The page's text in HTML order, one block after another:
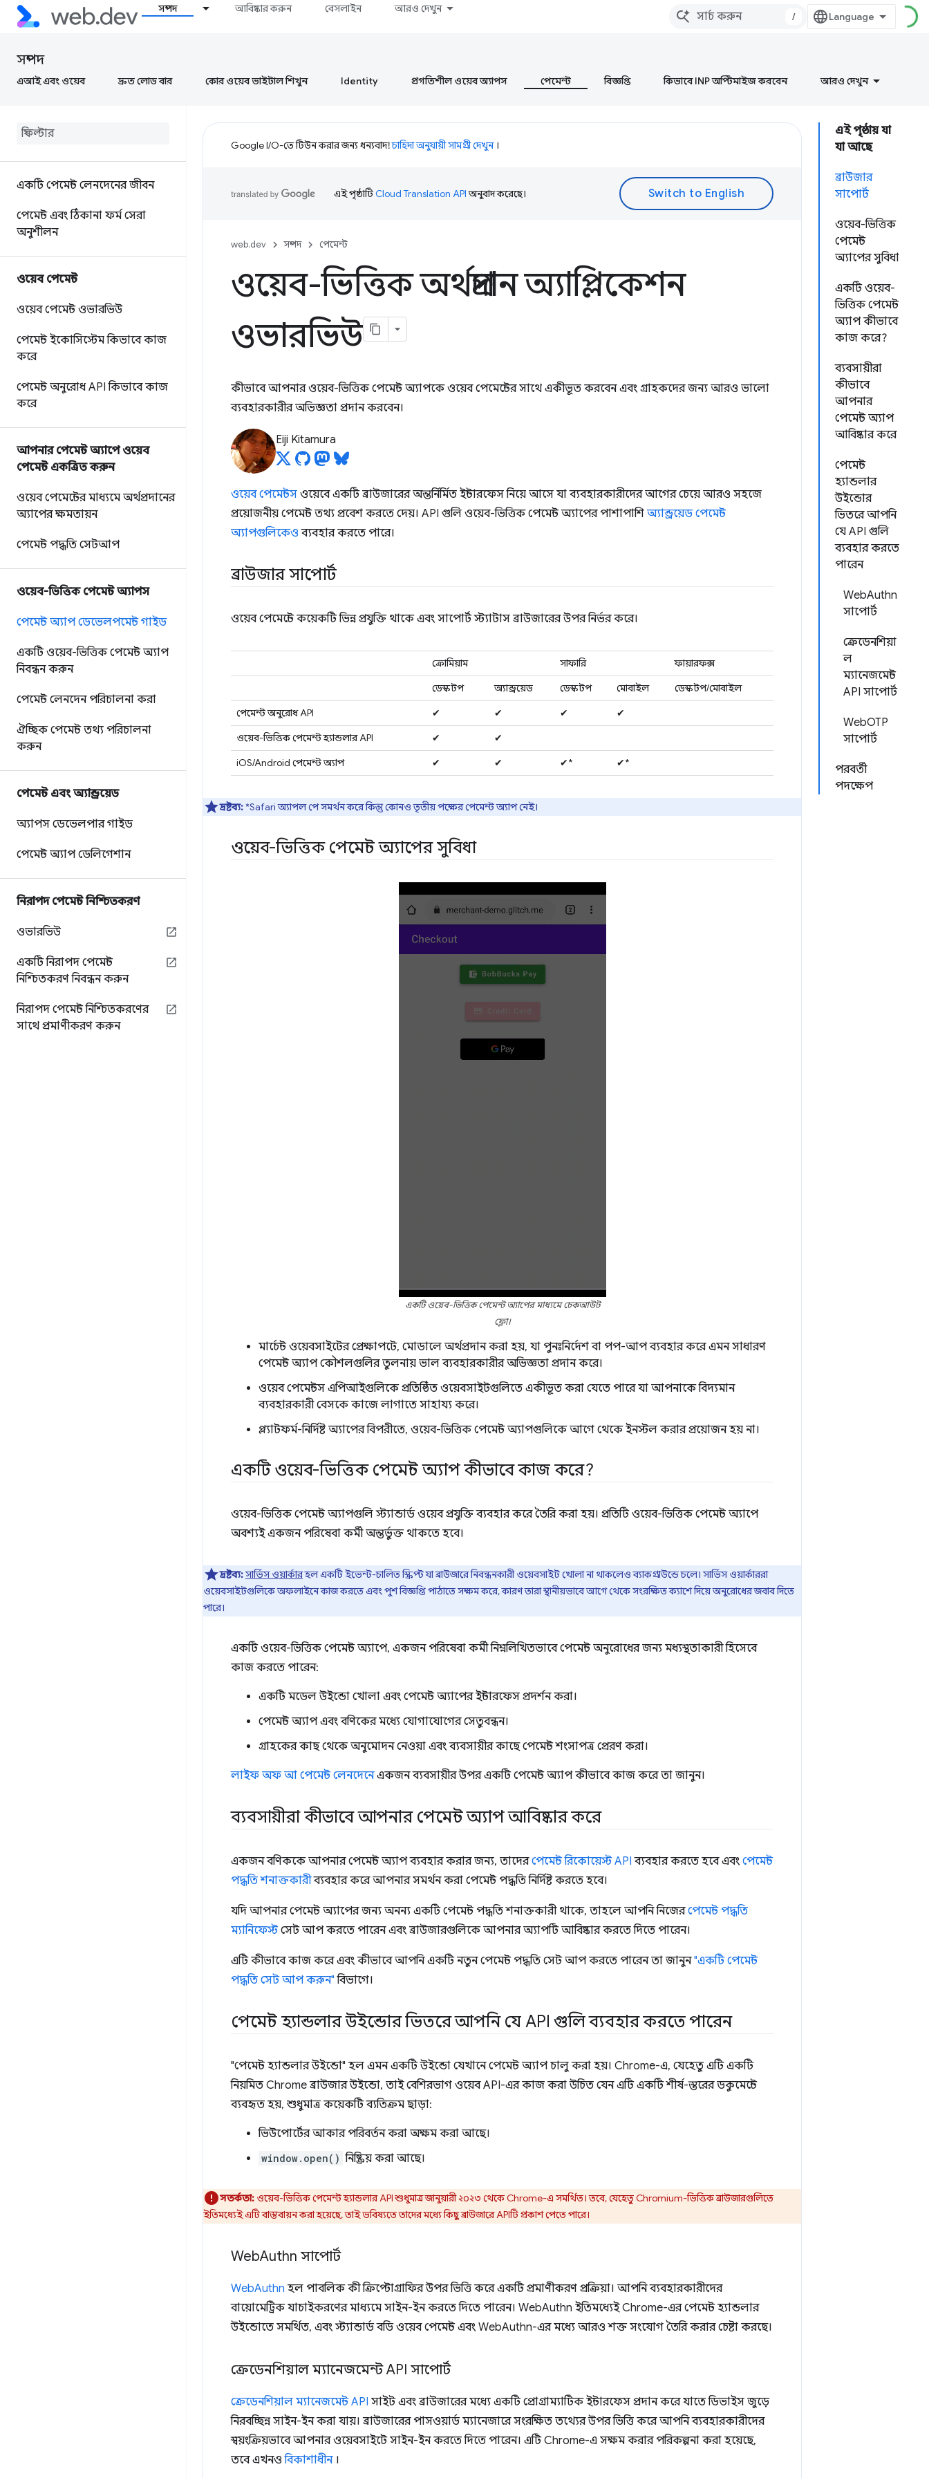
সম্পদ আবিষ্কার করুন বেসলাইন আরও দেখুন
/
সম্পদ
এআই এবং ওয়েব দ্রুত লোড বার কোর ওয়েব ভাইটাল শিখুন Identity প্রগতিশীল ওয়েব অ্যাপস পেমেন্ট বিজ্ঞপ্তি কিভাবে INP অপ্টিমাইজ করবেন আরও দেখুন
একটি পেমেন্ট লেনদেনের জীবন
পেমেন্ট এবং ঠিকানা ফর্ম সেরা
অনুশীলন
ওয়েব পেমেন্ট
ওয়েব পেমেন্ট ওভারভিউ
পেমেন্ট ইকোসিস্টেম কিভাবে কাজ
করে
পেমেন্ট অনুরোধ API কিভাবে কাজ
করে
আপনার পেমেন্ট অ্যাপে ওয়েব
পেমেন্ট একত্রিত করুন
ওয়েব পেমেন্টের মাধ্যমে অর্থপ্রদানের
অ্যাপের ক্ষমতায়ন
পেমেন্ট পদ্ধতি সেটআপ
ওয়েব-ভিত্তিক পেমেন্ট অ্যাপস
পেমেন্ট অ্যাপ ডেভেলপমেন্ট গাইড
একটি ওয়েব-ভিত্তিক পেমেন্ট অ্যাপ
নিবন্ধন করুন
পেমেন্ট লেনদেন পরিচালনা করা
ঐচ্ছিক পেমেন্ট তথ্য পরিচালনা
করুন
পেমেন্ট এবং অ্যান্ড্রয়েড
অ্যাপস ডেভেলপার গাইড
পেমেন্ট অ্যাপ ডেলিগেশান
নিরাপদ পেমেন্ট নিশ্চিতকরণ
ওভারভিউ
একটি নিরাপদ পেমেন্ট
নিশ্চিতকরণ নিবন্ধন করুন
নিরাপদ পেমেন্ট নিশ্চিতকরণের
সাথে প্রমাণীকরণ করুন
এই পৃষ্ঠায় যা
যা আছে
ব্রাউজার
সাপোর্ট
ওয়েব-ভিত্তিক
পেমেন্ট
অ্যাপের সুবিধা
একটি ওয়েব-
ভিত্তিক পেমেন্ট
অ্যাপ কীভাবে
কাজ করে?
ব্যবসায়ীরা
কীভাবে
আপনার
পেমেন্ট অ্যাপ
আবিষ্কার করে
পেমেন্ট
হ্যান্ডলার
উইন্ডোর
ভিতরে আপনি
যে API গুলি
ব্যবহার করতে
পারেন
WebAuthn
সাপোর্ট
ক্রেডেনশিয়া
ল
ম্যানেজমেন্ট
API সাপোর্ট
WebOTP
সাপোর্ট
পরবর্তী
পদক্ষেপ
Google I/O-তে টিউন করার জন্য ধন্যবাদ!চাহিদা অনুযায়ী সামগ্রী দেখুন।
এই পৃষ্ঠাটিCloud Translation APIঅনুবাদ করেছে।
web.dev সম্পদ পেমেন্ট
ওয়েব-ভিত্তিক অর্থপ্রদান অ্যাপ্লিকেশন
ওভারভিউ
কীভাবে আপনার ওয়েব-ভিত্তিক পেমেন্ট অ্যাপকে ওয়েব পেমেন্টের সাথে একীভূত করবেন এবং গ্রাহকদের জন্য আরও ভালো
ব্যবহারকারীর অভিজ্ঞতা প্রদান করবেন।
Eiji Kitamura
ওয়েব পেমেন্টস ওয়েবে একটি ব্রাউজারের অন্তর্নির্মিত ইন্টারফেস নিয়ে আসে যা ব্যবহারকারীদের আগের চেয়ে আরও সহজে
প্রয়োজনীয় পেমেন্ট তথ্য প্রবেশ করতে দেয়। API গুলি ওয়েব-ভিত্তিক পেমেন্ট অ্যাপের পাশাপাশি অ্যান্ড্রয়েড পেমেন্ট
অ্যাপগুলিকেও ব্যবহার করতে পারে।
ব্রাউজার সাপোর্ট
ওয়েব পেমেন্টে কয়েকটি ভিন্ন প্রযুক্তি থাকে এবং সাপোর্ট স্ট্যাটাস ব্রাউজারের উপর নির্ভর করে।
ক্রোমিয়াম সাফারি
ফায়ারফক্স
ডেস্কটপ
অ্যান্ড্রয়েড ডেস্কটপ মোবাইল
ডেস্কটপ/মোবাইল
পেমেন্ট অনুরোধ API
✔ ✔ ✔
✔
ওয়েব-ভিত্তিক পেমেন্ট হ্যান্ডলার API
✔
✔
iOS/Android পেমেন্ট অ্যাপ
✔ ✔ ✔* ✔*
দ্রষ্টব্য:*Safari অ্যাপল পে সমর্থন করে কিন্তু কোনও তৃতীয় পক্ষের পেমেন্ট অ্যাপ নেই।
ওয়েব-ভিত্তিক পেমেন্ট অ্যাপের সুবিধা
একটি ওয়েব-ভিত্তিক পেমেন্ট অ্যাপের মাধ্যমে চেকআউট
ফ্লো।
মার্চেন্ট ওয়েবসাইটের প্রেক্ষাপটে, মোডালে অর্থপ্রদান করা হয়, যা পুনঃনির্দেশ বা পপ-আপ ব্যবহার করে এমন সাধারণ
পেমেন্ট অ্যাপ কৌশলগুলির তুলনায় ভাল ব্যবহারকারীর অভিজ্ঞতা প্রদান করে।
ওয়েব পেমেন্টস এপিআইগুলিকে প্রতিষ্ঠিত ওয়েবসাইটগুলিতে একীভূত করা যেতে পারে যা আপনাকে বিদ্যমান
ব্যবহারকারী বেসকে কাজে লাগাতে সাহায্য করে।
প্ল্যাটফর্ম-নির্দিষ্ট অ্যাপের বিপরীতে, ওয়েব-ভিত্তিক পেমেন্ট অ্যাপগুলিকে আগে থেকে ইনস্টল করার প্রয়োজন হয় না।
একটি ওয়েব-ভিত্তিক পেমেন্ট অ্যাপ কীভাবে কাজ করে?
ওয়েব-ভিত্তিক পেমেন্ট অ্যাপগুলি স্ট্যান্ডার্ড ওয়েব প্রযুক্তি ব্যবহার করে তৈরি করা হয়। প্রতিটি ওয়েব-ভিত্তিক পেমেন্ট অ্যাপে
অবশ্যই একজন পরিষেবা কর্মী অন্তর্ভুক্ত থাকতে হবে।
দ্রষ্টব্য:সার্ভিস ওয়ার্কারহল একটি ইভেন্ট-চালিত স্ক্রিপ্ট যা ব্রাউজারে নিবন্ধনকারী ওয়েবসাইট খোলা না থাকলেও ব্যাকগ্রাউন্ডে চলে। সার্ভিস ওয়ার্কাররা
ওয়েবসাইটগুলিকে অফলাইনে কাজ করতে এবং পুশ বিজ্ঞপ্তি পাঠাতে সক্ষম করে, কারণ তারা স্থানীয়ভাবে আগে থেকে সংরক্ষিত ক্যাশে দিয়ে অনুরোধের জবাব দিতে
পারে।
একটি ওয়েব-ভিত্তিক পেমেন্ট অ্যাপে, একজন পরিষেবা কর্মী নিম্নলিখিতভাবে পেমেন্ট অনুরোধের জন্য মধ্যস্থতাকারী হিসেবে
কাজ করতে পারেন:
একটি মডেল উইন্ডো খোলা এবং পেমেন্ট অ্যাপের ইন্টারফেস প্রদর্শন করা।
পেমেন্ট অ্যাপ এবং বণিকের মধ্যে যোগাযোগের সেতুবন্ধন।
গ্রাহকের কাছ থেকে অনুমোদন নেওয়া এবং ব্যবসায়ীর কাছে পেমেন্ট শংসাপত্র প্রেরণ করা।
লাইফ অফ আ পেমেন্ট লেনদেনেএকজন ব্যবসায়ীর উপর একটি পেমেন্ট অ্যাপ কীভাবে কাজ করে তা জানুন।
ব্যবসায়ীরা কীভাবে আপনার পেমেন্ট অ্যাপ আবিষ্কার করে
একজন বণিককে আপনার পেমেন্ট অ্যাপ ব্যবহার করার জন্য, তাদেরপেমেন্ট রিকোয়েস্ট API ব্যবহার করতে হবে এবং পেমেন্ট
পদ্ধতি শনাক্তকারীব্যবহার করে আপনার সমর্থন করা পেমেন্ট পদ্ধতি নির্দিষ্ট করতে হবে।
যদি আপনার পেমেন্ট অ্যাপের জন্য অনন্য একটি পেমেন্ট পদ্ধতি শনাক্তকারী থাকে, তাহলে আপনি নিজেরপেমেন্ট পদ্ধতি
ম্যানিফেস্টসেট আপ করতে পারেন এবং ব্রাউজারগুলিকে আপনার অ্যাপটি আবিষ্কার করতে দিতে পারেন।
এটি কীভাবে কাজ করে এবং কীভাবে আপনি একটি নতুন পেমেন্ট পদ্ধতি সেট আপ করতে পারেন তা জানুন"একটি পেমেন্ট
পদ্ধতি সেট আপ করুন" বিভাগে।
পেমেন্ট হ্যান্ডলার উইন্ডোর ভিতরে আপনি যে API গুলি ব্যবহার করতে পারেন
"পেমেন্ট হ্যান্ডলার উইন্ডো" হল এমন একটি উইন্ডো যেখানে পেমেন্ট অ্যাপ চালু করা হয়। Chrome-এ, যেহেতু এটি একটি
নিয়মিত Chrome ব্রাউজার উইন্ডো, তাই বেশিরভাগ ওয়েব API-এর কাজ করা উচিত যেন এটি একটি শীর্ষ-স্তরের ডকুমেন্টে
ব্যবহৃত হয়, শুধুমাত্র কয়েকটি ব্যতিক্রম ছাড়া:
ভিউপোর্টের আকার পরিবর্তন করা অক্ষম করা আছে।
window.open() নিষ্ক্রিয় করা আছে।
সতর্কতা: ওয়েব-ভিত্তিক পেমেন্ট হ্যান্ডলার API শুধুমাত্র জানুয়ারী ২০২৩ থেকে Chrome-এ সমর্থিত। তবে, যেহেতু Chromium-ভিত্তিক ব্রাউজারগুলিতে
ইতিমধ্যেই এটি বাস্তবায়ন করা হয়েছে, তাই ভবিষ্যতে তাদের মধ্যে কিছু ব্রাউজারে APIটি প্রকাশ পেতে পারে।
WebAuthn সাপোর্ট
WebAuthn হল পাবলিক কী ক্রিপ্টোগ্রাফির উপর ভিত্তি করে একটি প্রমাণীকরণ প্রক্রিয়া। আপনি ব্যবহারকারীদের
বায়োমেট্রিক যাচাইকরণের মাধ্যমে সাইন-ইন করতে দিতে পারেন। WebAuthn ইতিমধ্যেই Chrome-এর পেমেন্ট হ্যান্ডলার
উইন্ডোতে সমর্থিত, এবং স্ট্যান্ডার্ড বডি ওয়েব পেমেন্ট এবং WebAuthn-এর মধ্যে আরও শক্ত সংযোগ তৈরি করার চেষ্টা করছে।
ক্রেডেনশিয়াল ম্যানেজমেন্ট API সাপোর্ট
ক্রেডেনশিয়াল ম্যানেজমেন্ট API সাইট এবং ব্রাউজারের মধ্যে একটি প্রোগ্রাম্যাটিক ইন্টারফেস প্রদান করে যাতে ডিভাইস জুড়ে
নিরবচ্ছিন্ন সাইন-ইন করা যায়। ব্রাউজারের পাসওয়ার্ড ম্যানেজারে সংরক্ষিত তথ্যের উপর ভিত্তি করে আপনি ব্যবহারকারীদের
স্বয়ংক্রিয়ভাবে আপনার ওয়েবসাইটে সাইন-ইন করতে দিতে পারেন। এটি Chrome-এ সক্ষম করার পরিকল্পনা করা হয়েছে,
তবে এখনওবিকাশাধীন।